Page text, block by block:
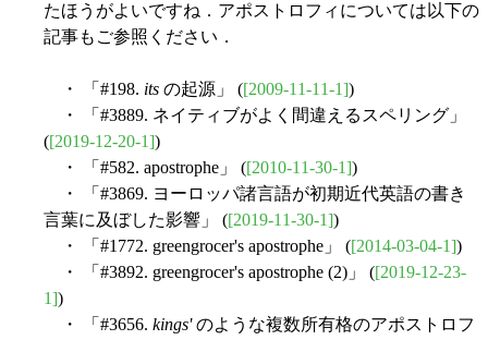
たほうがよいですね．アポストロフィについては以下の
記事もご参照ください．
・ 「#198. its の起源」 ([2009-11-11-1])
・ 「#3889. ネイティブがよく間違えるスペリング」
([2019-12-20-1])
・ 「#582. apostrophe」 ([2010-11-30-1])
・ 「#3869. ヨーロッパ諸言語が初期近代英語の書き
言葉に及ぼした影響」 ([2019-11-30-1])
・ 「#1772. greengrocer's apostrophe」 ([2014-03-04-1])
・ 「#3892. greengrocer's apostrophe (2)」 ([2019-12-23-
1])
・ 「#3656. kings'のような複数所有格のアポストロフ